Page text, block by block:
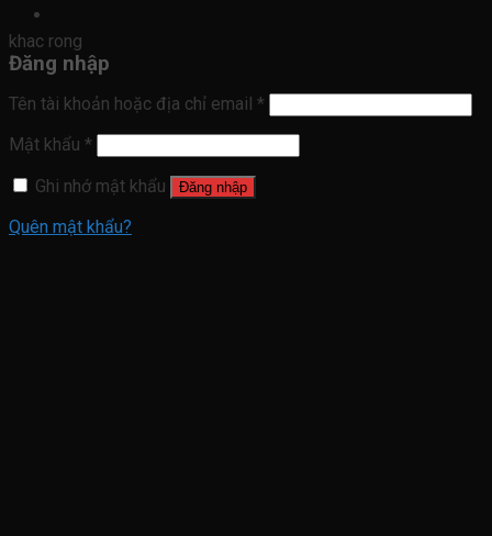
khac rong
Đăng nhập
Tên tài khoản hoặc địa chỉ email *
Mật khẩu *
Ghi nhớ mật khẩu
Đăng nhập
Quên mật khẩu?